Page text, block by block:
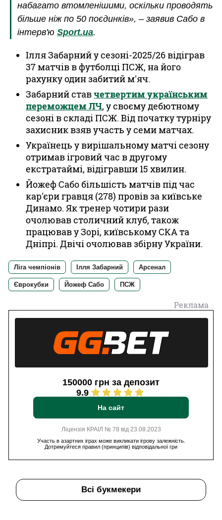
набагато втомленішими, оскільки проводять
більше ніж по 50 поєдинків», – заявив Сабо в
інтерв'ю Sport.ua.
Ілля Забарний у сезоні-2025/26 відіграв
37 матчів в футболці ПСЖ, на його
рахунку один забитий м'яч.
Забарний ставчетвертим українським
переможцем ЛЧ, у своєму дебютному
сезоні в складі ПСЖ. Від початку турніру
захисник взяв участь у семи матчах.
Українець у вирішальному матчі сезону
отримав ігровий час в другому
екстратаймі, відігравши 15 хвилин.
Йожеф Сабо більшість матчів під час
кар'єри гравця (278) провів за київське
Динамо. Як тренер чотири рази
очолював столичний клуб, також
працював у Зорі, київському СКА та
Дніпрі. Двічі очолював збірну України.
Ліга чемпіонів Ілля Забарний Арсенал
Єврокубки Йожеф Сабо ПСЖ
Реклама
150000 грн за депозит
9.9
На сайт
Ліцензія КРАІЛ № 78 від 23.08.2023
Участь в азартних іграх може викликати ігрову залежність.
Дотримуйтеся правил (принципів) відповідальної гри
Всі букмекери